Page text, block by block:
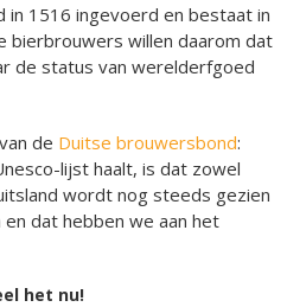
1516 ingevoerd en bestaat in
bierbrouwers willen daarom dat
de status van werelderfgoed
de Duitse brouwersbond:
lijst haalt, is dat zowel
wordt nog steeds gezien
dat hebben we aan het
het nu!